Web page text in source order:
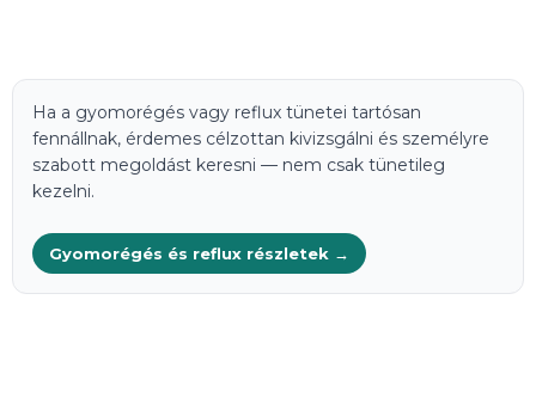
Ha a gyomorégés vagy reflux tünetei tartósan
fennállnak, érdemes célzottan kivizsgálni és személyre
szabott megoldást keresni — nem csak tünetileg
kezelni.
Gyomorégés és reflux részletek →